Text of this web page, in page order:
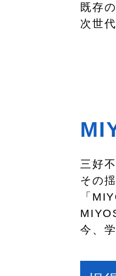
既存
次世
三好
その
「
今、